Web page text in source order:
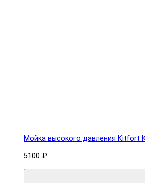
Мойка высокого давления Kitfort
5100 ₽.